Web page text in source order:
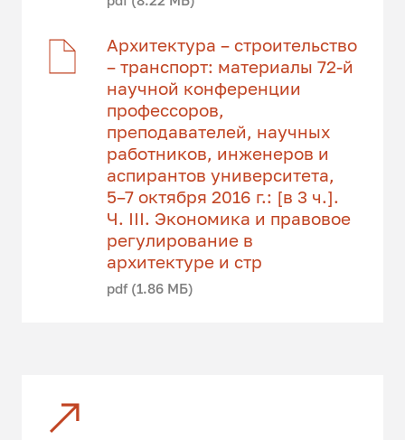
Архитектура – строительство
– транспорт: материалы 72-й
научной конференции
профессоров,
преподавателей, научных
работников, инженеров и
аспирантов университета,
5–7 октября 2016 г.: [в 3 ч.].
Ч. III. Экономика и правовое
регулирование в
архитектуре и стр
pdf (1.86 МБ)